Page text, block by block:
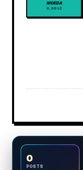
MOEDA
0,00 LC
0
POSTS